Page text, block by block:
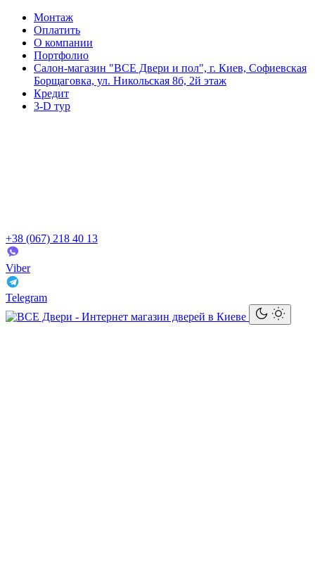
Монтаж
Оплатить
О компании
Портфолио
Салон-магазин "ВСЕ Двери и пол", г. Киев, Софиевская
Борщаговка, ул. Никольская 8б, 2й этаж
Кредит
3-D тур
+38 (067) 218 40 13
Viber
Telegram